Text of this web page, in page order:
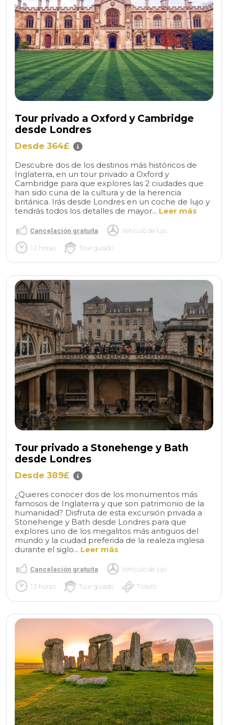
Tour privado a Oxford y Cambridge
desde Londres
Desde 364£
Descubre dos de los destinos más históricos de
Inglaterra, en un tour privado a Oxford y
Cambridge para que explores las 2 ciudades que
han sido cuna de la cultura y de la herencia
británica. Irás desde Londres en un coche de lujo y
tendrás todos los detalles de mayor... Leer más
Cancelación gratuita Vehículo de lujo
12 horas Tour guiado
Tour privado a Stonehenge y Bath
desde Londres
Desde 389£
¿Quieres conocer dos de los monumentos más
famosos de Inglaterra y que son patrimonio de la
humanidad? Disfruta de esta excursión privada a
Stonehenge y Bath desde Londres para que
explores uno de los megalitos más antiguos del
mundo y la ciudad preferida de la realeza inglesa
durante el siglo... Leer más
Cancelación gratuita Vehículo de lujo
12 horas Tour guiado Tickets